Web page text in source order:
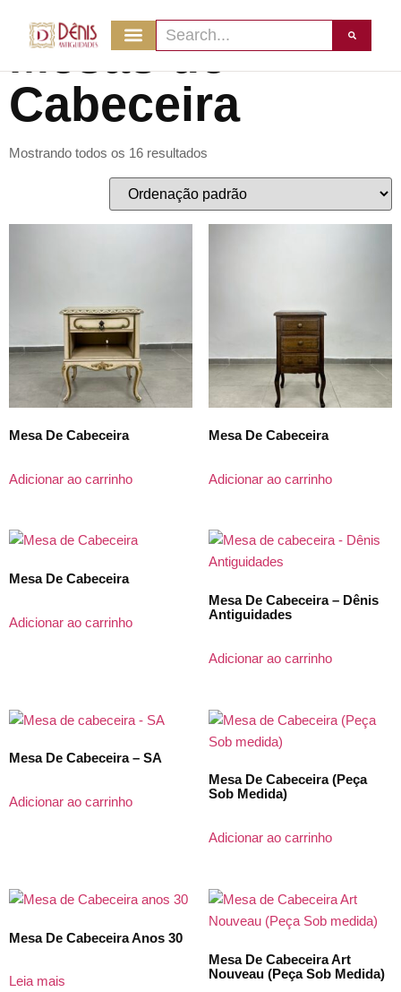
Mesas de
Cabeceira
Mostrando todos os 16 resultados
Mesa De Cabeceira
Adicionar ao carrinho
Mesa De Cabeceira
Adicionar ao carrinho
Mesa De Cabeceira
Adicionar ao carrinho
Mesa De Cabeceira – Dênis
Antiguidades
Adicionar ao carrinho
Mesa De Cabeceira – SA
Adicionar ao carrinho
Mesa De Cabeceira (Peça
Sob Medida)
Adicionar ao carrinho
Mesa De Cabeceira Anos 30
Leia mais
Mesa De Cabeceira Art
Nouveau (Peça Sob Medida)